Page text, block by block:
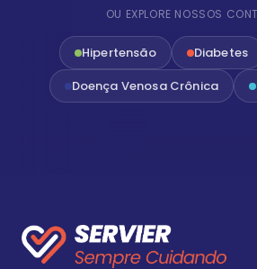
OU EXPLORE NOSSOS
Hipertensão Diabetes
Doença Venosa Crônica